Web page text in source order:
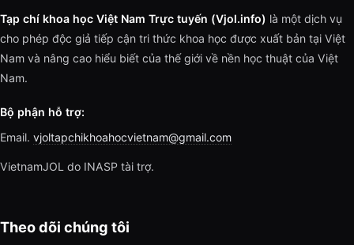
Tạp chí khoa học Việt Nam Trực tuyến (Vjol.info) là một dịch vụ
cho phép độc giả tiếp cận tri thức khoa học được xuất bản tại Việt
Nam và nâng cao hiểu biết của thế giới về nền học thuật của Việt
Nam.
Bộ phận hỗ trợ:
Email. vjoltapchikhoahocvietnam@gmail.com
VietnamJOL do INASP tài trợ.
Theo dõi chúng tôi